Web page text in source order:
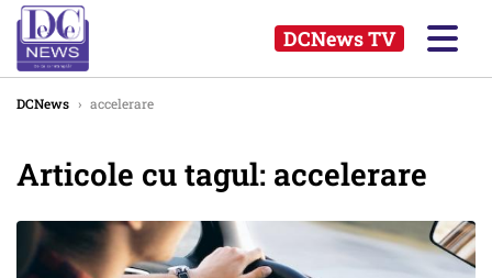
DCNews TV
DCNews › accelerare
Articole cu tagul: accelerare